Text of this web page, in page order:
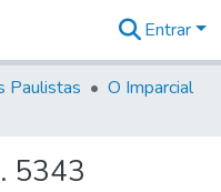
Entrar
Paulistas
O Imparcial
5343